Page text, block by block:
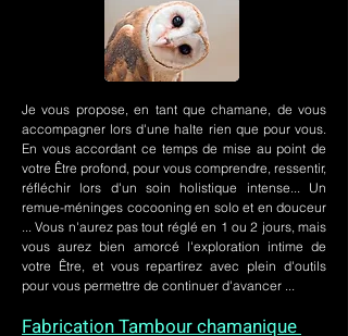
Je vous propose, en tant que chamane, de vous
accompagner lors d'une halte rien que pour vous.
En vous accordant ce temps de mise au point de
votre Être profond, pour vous comprendre, ressentir,
réfléchir lors d'un soin holistique intense... Un
remue-méninges cocooning en solo et en douceur
... Vous n'aurez pas tout réglé en 1 ou 2 jours, mais
vous aurez bien amorcé l'exploration intime de
votre Être, et vous repartirez avec plein d'outils
pour vous permettre de continuer d'avancer ...
Fabrication Tambour chamanique